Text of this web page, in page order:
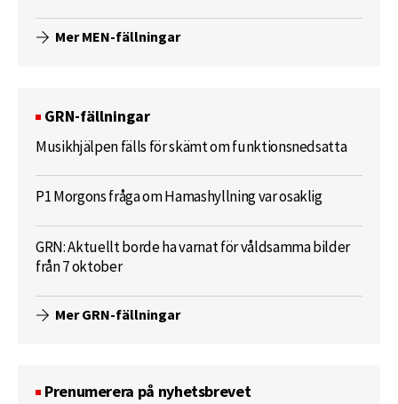
Mer MEN-fällningar
GRN-fällningar
Musikhjälpen fälls för skämt om funktionsnedsatta
P1 Morgons fråga om Hamashyllning var osaklig
GRN: Aktuellt borde ha varnat för våldsamma bilder
från 7 oktober
Mer GRN-fällningar
Prenumerera på nyhetsbrevet